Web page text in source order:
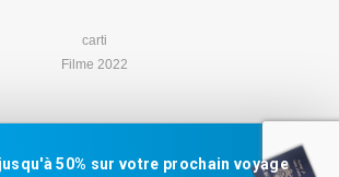
carti
Filme 2022
50% sur votre prochain voyage